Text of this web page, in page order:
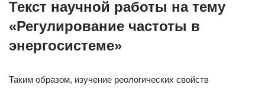
Текст научной работы на тему
«Регулирование частоты в
энергосистеме»
Таким образом, изучение реологических свойств